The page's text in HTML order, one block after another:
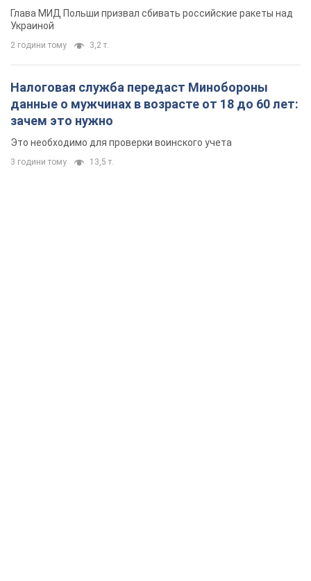
Глава МИД Польши призвал сбивать российские ракеты над
Украиной
2 години тому 3,2 т.
Налоговая служба передаст Минобороны
данные о мужчинах в возрасте от 18 до 60 лет:
зачем это нужно
Это необходимо для проверки воинского учета
3 години тому 13,5 т.